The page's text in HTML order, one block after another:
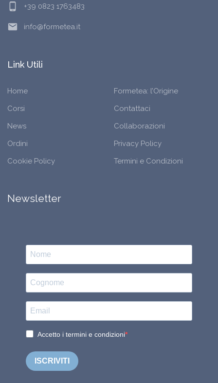
phone_android +39 0823 1763483
email info@formetea.it
Link Utili
Home
Formetea: l’Origine
Corsi
Contattaci
News
Collaborazioni
Ordini
Privacy Policy
Cookie Policy
Termini e Condizioni
Newsletter
Accetto i termini e condizioni
ISCRIVITI